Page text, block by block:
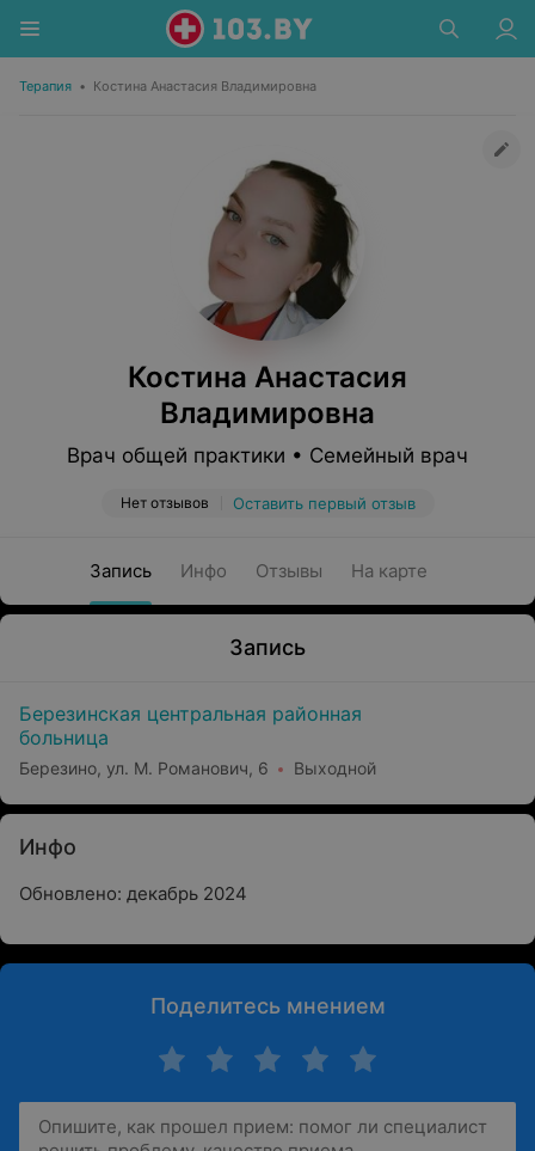
Терапия • Костина Анастасия Владимировна
Костина Анастасия
Владимировна
Врач общей практики • Семейный врач
Нет отзывов Оставить первый отзыв
Запись Инфо Отзывы На карте
Запись
Березинская центральная районная
больница
Березино, ул. М. Романович, 6 Выходной
Инфо
Обновлено: декабрь 2024
Поделитесь мнением